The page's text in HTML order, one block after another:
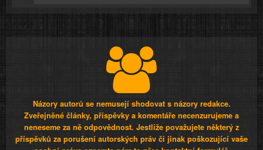
Názory autorů se nemusejí shodovat s názory redakce.
Zveřejněné články, příspěvky a komentáře necenzurujeme a
neneseme za ně odpovědnost. Jestliže považujete některý z
příspěvků za porušení autorských práv či jinak poškozující vaše